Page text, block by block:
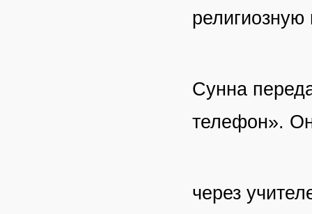
религиозную
Сунна
телефон».
через